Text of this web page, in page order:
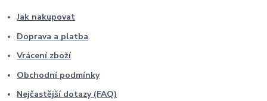
Jak nakupovat
Doprava a platba
Vrácení zboží
Obchodní podmínky
Nejčastější dotazy (FAQ)